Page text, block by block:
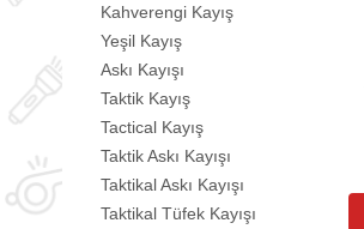
Kahverengi Kayış
Yeşil Kayış
Askı Kayışı
Taktik Kayış
Tactical Kayış
Taktik Askı Kayışı
Taktikal Askı Kayışı
Taktikal Tüfek Kayışı